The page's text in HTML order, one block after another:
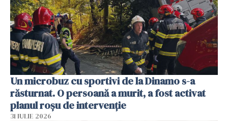
Un microbuz cu sportivi de la Dinamo s-a
răsturnat. O persoană a murit, a fost activat
planul roșu de intervenție
31 IULIE 2026